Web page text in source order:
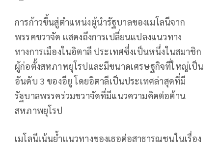
การก้าวขึ้นสู่ตำแหน่งผู้นำรัฐบาลของเมโลนีจาก
พรรคขวาจัด แสดงถึงการเปลี่ยนแปลงแนวทาง
ทางการเมืองในอิตาลี ประเทศซึ่งเป็นหนึ่งในสมาชิก
ผู้ก่อตั้งสหภาพยุโรปและมีขนาดเศรษฐกิจที่ใหญ่เป็น
อันดับ 3 ของอียู โดยอิตาลีเป็นประเทศล่าสุดที่มี
รัฐบาลพรรคร่วมขวาจัดที่มีแนวความคิดต่อต้าน
สหภาพยุโรป
เมโลนีเน้นย้ำแนวทางของเธอต่อสาธารณชนในเรื่อง